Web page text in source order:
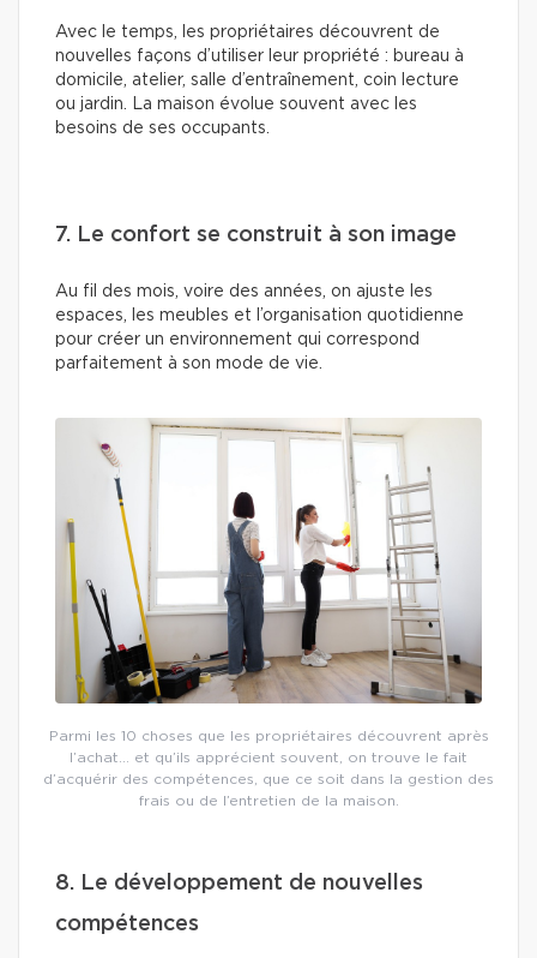
Avec le temps, les propriétaires découvrent de
nouvelles façons d’utiliser leur propriété : bureau à
domicile, atelier, salle d’entraînement, coin lecture
ou jardin. La maison évolue souvent avec les
besoins de ses occupants.
7. Le confort se construit à son image
Au fil des mois, voire des années, on ajuste les
espaces, les meubles et l’organisation quotidienne
pour créer un environnement qui correspond
parfaitement à son mode de vie.
Parmi les 10 choses que les propriétaires découvrent après
l’achat… et qu’ils apprécient souvent, on trouve le fait
d’acquérir des compétences, que ce soit dans la gestion des
frais ou de l’entretien de la maison.
8. Le développement de nouvelles
compétences